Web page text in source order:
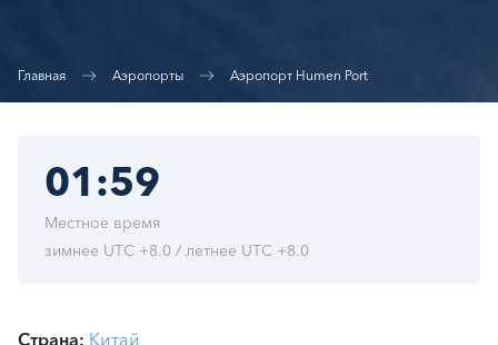
Главная Аэропорты Аэропорт Humen Port
01:59
Местное время
зимнее UTC +8.0 / летнее UTC +8.0
Страна Китай